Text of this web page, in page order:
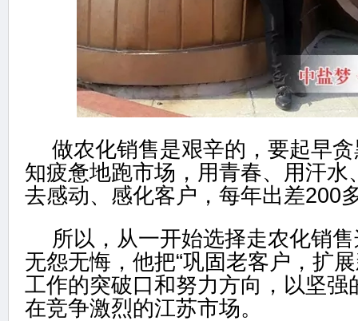
做农化销售是艰辛的，要起早
知疲惫地跑市场，用青春、用汗水
去感动、感化客户，每年出差200
所以，从一开始选择走农化销
无怨无悔，他把“巩固老客户，扩
工作的突破口和努力方向，以坚强
在竞争激烈的江苏市场。